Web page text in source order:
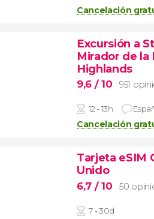
Cancelación
Excursión a
Mirador de la
Highlands
9,6 / 10 951
12 - 13h
Cancelación
Tarjeta eSIM
Unido
6,7 / 10 50
7 - 30d